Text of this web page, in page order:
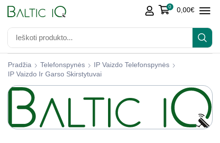
0 0,00€
Pradžia Telefonspynės
IP Vaizdo Telefonspynės
IP Vaizdo Ir Garso Skirstytuvai